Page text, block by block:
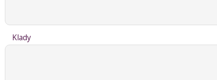
Klady